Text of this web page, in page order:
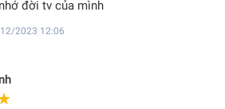
đời tv của mình
2023 12:06